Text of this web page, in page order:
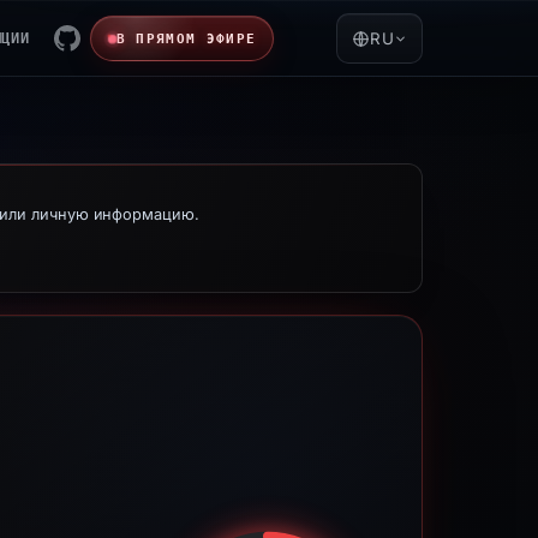
В ПРЯМОМ ЭФИРЕ RU
или личную информацию.